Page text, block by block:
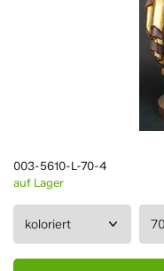
003-5610-L-70-4
auf Lager